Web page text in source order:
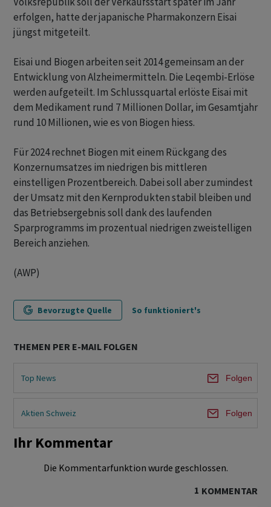
erfolgen, hatte der japanische Pharmakonzern Eisai
jüngst mitgeteilt.
Eisai und Biogen arbeiten seit 2014 gemeinsam an der
Entwicklung von Alzheimermitteln. Die Leqembi-Erlöse
werden aufgeteilt. Im Schlussquartal erlöste Eisai mit
dem Medikament rund 7 Millionen Dollar, im Gesamtjahr
rund 10 Millionen, wie es von Biogen hiess.
Für 2024 rechnet Biogen mit einem Rückgang des
Konzernumsatzes im niedrigen bis mittleren
einstelligen Prozentbereich. Dabei soll aber zumindest
der Umsatz mit den Kernprodukten stabil bleiben und
das Betriebsergebnis soll dank des laufenden
Sparprogramms im prozentual niedrigen zweistelligen
Bereich anziehen.
(AWP)
Bevorzugte Quelle So funktioniert's
THEMEN PER E-MAIL FOLGEN
Top News Folgen
Aktien Schweiz Folgen
Ihr Kommentar
Die Kommentarfunktion wurde geschlossen.
1 KOMMENTAR